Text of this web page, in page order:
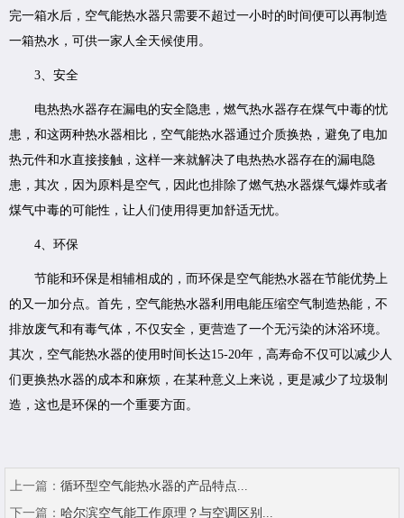
完一箱水后，空气能热水器只需要不超过一小时的时间便可以再制造
一箱热水，可供一家人全天候使用。
3、安全
电热热水器存在漏电的安全隐患，燃气热水器存在煤气中毒的忧
患，和这两种热水器相比，空气能热水器通过介质换热，避免了电加
热元件和水直接接触，这样一来就解决了电热热水器存在的漏电隐
患，其次，因为原料是空气，因此也排除了燃气热水器煤气爆炸或者
煤气中毒的可能性，让人们使用得更加舒适无忧。
4、环保
节能和环保是相辅相成的，而环保是空气能热水器在节能优势上
的又一加分点。首先，空气能热水器利用电能压缩空气制造热能，不
排放废气和有毒气体，不仅安全，更营造了一个无污染的沐浴环境。
其次，空气能热水器的使用时间长达15-20年，高寿命不仅可以减少人
们更换热水器的成本和麻烦，在某种意义上来说，更是减少了垃圾制
造，这也是环保的一个重要方面。
上一篇： 循环型空气能热水器的产品特点...
下一篇： 哈尔滨空气能工作原理？与空调区别...